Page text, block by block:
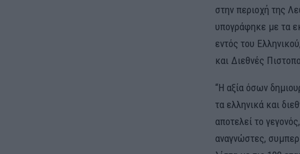
στην περιοχή της
υπογράφηκε με τα
εντός του
και Διεθνές
“Η αξία όσων
τα ελληνικά και
αποτελεί το
αναγνώστες,